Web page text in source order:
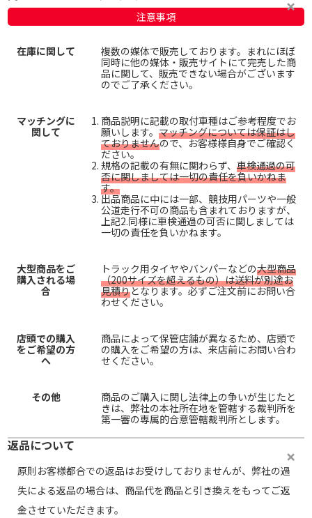
注意事項
在庫に関して
複数の媒体で販売しております。まれにほぼ
同時に他の媒体・販売サイトにて完売した商
品に関して、販売できない場合がございます
のでご了承ください。
マッチングに
関して
商品説明に記載の取付車種はご参考程度でお
願いします。 マッチングについては保証はし
ておりませんので、お客様様自身でご確認く
ださい。
規格の記載の有無に関わらず、 車検通過の可
否に関しましては一切の責任を負いかねま
す。
出品商品に中には一部、競技用パーツや一般
公道走行不可の商品も含まれておりますが、
上記2.同様に車検通過の可否に関しましては
一切の責任を負いかねます。
大型商品をご
購入される場
合
トラック用タイヤやバンパーなどの大型商品
（200サイズを超えるもの）は送料が別途お
見積りとなります。必ずご注文前にお問い合
わせください。
店頭での購入
をご希望の方
へ
商品によって保管店舗が異なるため、店頭で
の購入をご希望の方は、来店前にお問い合わ
せください。
その他
商品のご購入に関し法律上の争いが生じたと
きは、弊社の本社所在地を管轄する裁判所を
第一審の専属的合意管轄裁判所とします。
返品について
原則お客様都合での返品はお受けしておりませんが、弊社の過
失による返品の場合は、商品代を商品と引き換えをもってご返
金させていただきます。